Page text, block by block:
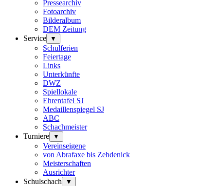
Pressearchiv
Fotoarchiv
Bilderalbum
DEM Zeitung
Service
▼
Schulferien
Feiertage
Links
Unterkünfte
DWZ
Spiellokale
Ehrentafel SJ
Medaillenspiegel SJ
ABC
Schachmeister
Turniere
▼
Vereinseigene
von Abrafaxe bis Zehdenick
Meisterschaften
Ausrichter
Schulschach
▼